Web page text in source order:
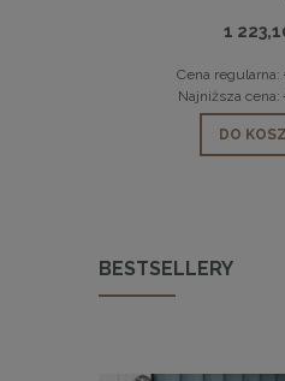
1
Cena regularna:
Najniższa cena:
DO
BESTSELLERY